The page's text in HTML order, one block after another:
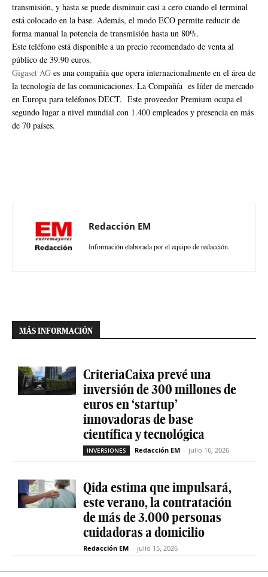
transmisión, y hasta se puede disminuir casi a cero cuando el terminal
está colocado en la base. Además, el modo ECO permite reducir de
forma manual la potencia de transmisión hasta un 80%.
Este teléfono está disponible a un precio recomendado de venta al
público de 39.90 euros.
Gigaset AG es una compañía que opera internacionalmente en el área de
la tecnología de las comunicaciones. La Compañía es líder de mercado
en Europa para teléfonos DECT. Este proveedor Premium ocupa el
segundo lugar a nivel mundial con 1.400 empleados y presencia en más
de 70 países.
Redacción EM
Información elaborada por el equipo de redacción.
MÁS INFORMACIÓN
CriteriaCaixa prevé una
inversión de 300 millones de
euros en ‘startup’
innovadoras de base
científica y tecnológica
INVERSIONES Redacción EM - julio 16, 2026
Qida estima que impulsará,
este verano, la contratación
de más de 3.000 personas
cuidadoras a domicilio
Redacción EM - julio 15, 2026